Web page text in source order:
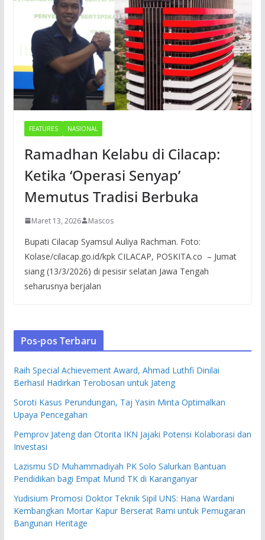
FEATURES NASIONAL
Ramadhan Kelabu di Cilacap:
Ketika ‘Operasi Senyap’
Memutus Tradisi Berbuka
Maret 13, 2026 Mascos
Bupati Cilacap Syamsul Auliya Rachman. Foto:
Kolase/cilacap.go.id/kpk CILACAP, POSKITA.co – Jumat
siang (13/3/2026) di pesisir selatan Jawa Tengah
seharusnya berjalan
Pos-pos Terbaru
Raih Special Achievement Award, Ahmad Luthfi Dinilai
Berhasil Hadirkan Terobosan untuk Jateng
Soroti Kasus Perundungan, Taj Yasin Minta Optimalkan
Upaya Pencegahan
Pemprov Jateng dan Otorita IKN Jajaki Potensi Kolaborasi dan
Investasi
Lazismu SD Muhammadiyah PK Solo Salurkan Bantuan
Pendidikan bagi Empat Murid TK di Karanganyar
Yudisium Promosi Doktor Teknik Sipil UNS: Hana Wardani
Kembangkan Mortar Kapur Berserat Rami untuk Pemugaran
Bangunan Heritage